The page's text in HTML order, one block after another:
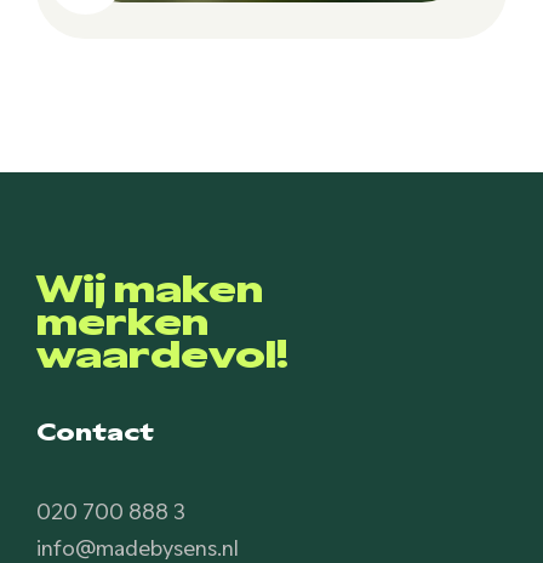
Wij maken
merken
waardevol!
Contact
020 700 888 3
info@madebysens.nl